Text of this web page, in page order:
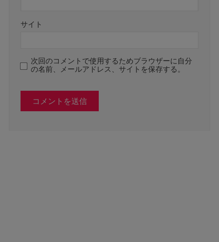
サイト
次回のコメントで使用するためブラウザーに自分
の名前、メールアドレス、サイトを保存する。